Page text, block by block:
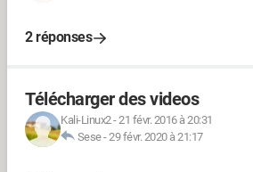
2 réponses
Télécharger des videos
Kali-Linux2-21 févr. 2016 à 20:31
Sese-29 févr. 2020 à 21:17